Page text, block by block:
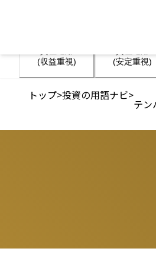
(収益重視)
(安定重視)
トップ>投資の用語ナビ>
テン